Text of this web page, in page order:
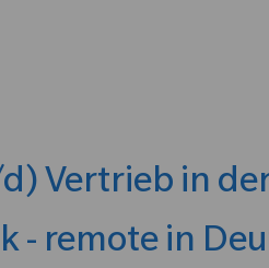
Vertrieb in
- remote in